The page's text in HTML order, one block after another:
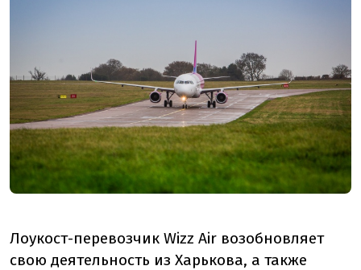
Лоукост-перевозчик Wizz Air возобновляет
свою деятельность из Харькова, а также